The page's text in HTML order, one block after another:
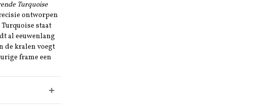
Turquoise
ontworpen
staat
al eeuwenlang
de kralen voegt
frame een